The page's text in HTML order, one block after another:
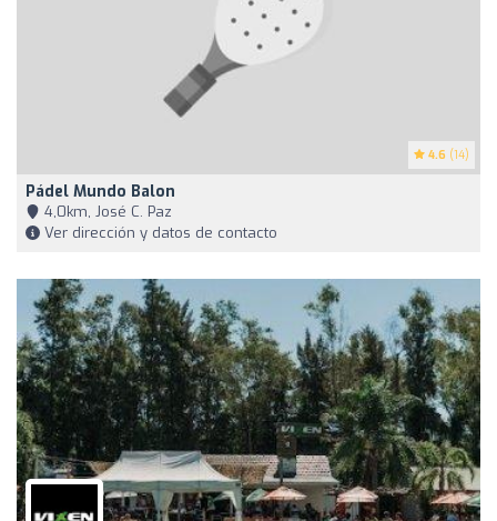
4.6 (14)
Pádel Mundo Balon
4,0km, José C. Paz
Ver dirección y datos de contacto